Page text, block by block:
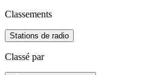
Classements
Stations de radio
Classé par